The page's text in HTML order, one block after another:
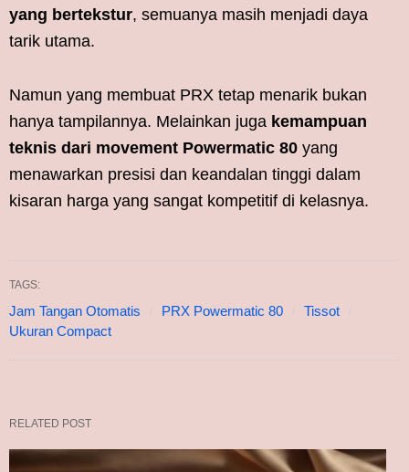
yang bertekstur, semuanya masih menjadi daya
tarik utama.
Namun yang membuat PRX tetap menarik bukan
hanya tampilannya. Melainkan juga kemampuan
teknis dari movement Powermatic 80 yang
menawarkan presisi dan keandalan tinggi dalam
kisaran harga yang sangat kompetitif di kelasnya.
TAGS:
Jam Tangan Otomatis PRX Powermatic 80
Tissot
Ukuran Compact
RELATED POST